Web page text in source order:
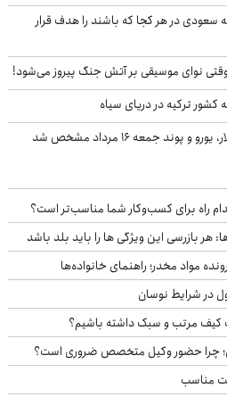
سعودی در هر کجا که باشند را هدف قرار
وقتی نوای موسیقی بر آتش جنگ پیروز می‌شود!
ترکیه در دریای سیاه
جمعه ۱۶ مرداد مشخص شد
راه برای کسب‌وکار شما مناسب‌تر است؟
بازرسی این ویژگی ها را باید بلد باشد
در شرایط نوسان
مرتب و سبک داشته باشیم؟
چرا حضور وکیل متخصص ضروری است؟
مناسب